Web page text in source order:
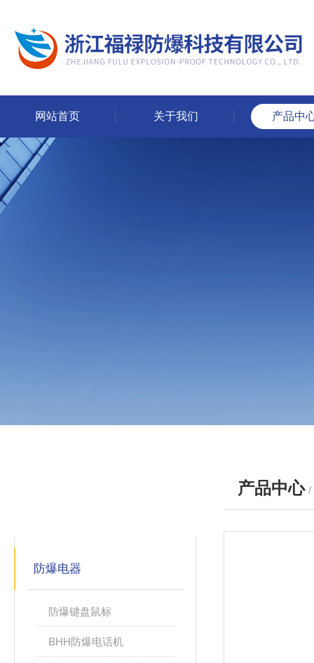
网站首页 关于我们 产品中
防爆电器
防爆键盘鼠标
BHH防爆电话机
产品中心 /